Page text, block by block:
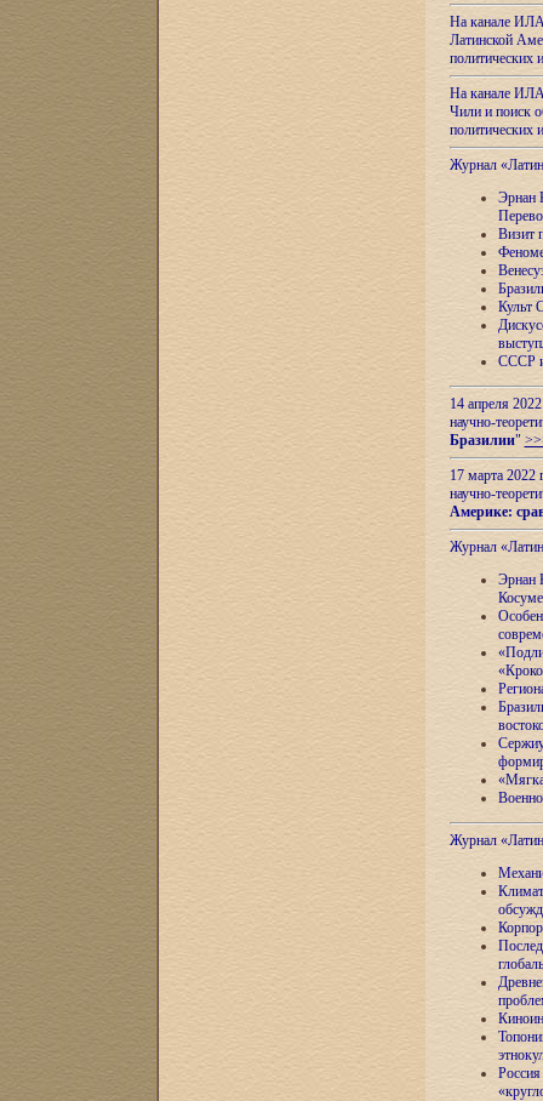
На канале
Латинской
На канале
Чили и поиск
Журнал
Эрнан
Визит
Культ
СССР и
14 апреля
научно-
Бразилии"
17 марта 2022
научно-
Америке:
Журнал
Эрнан
Журнал